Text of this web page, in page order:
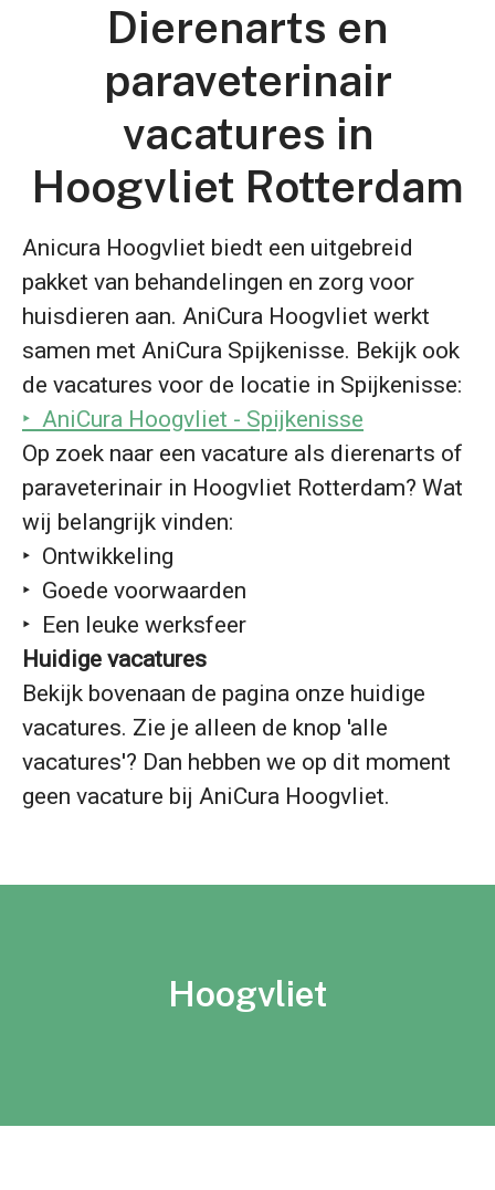
Dierenarts en
paraveterinair
vacatures in
Hoogvliet Rotterdam
Anicura Hoogvliet biedt een uitgebreid
pakket van behandelingen en zorg voor
huisdieren aan. AniCura Hoogvliet werkt
samen met AniCura Spijkenisse. Bekijk ook
de vacatures voor de locatie in Spijkenisse:
‣ AniCura Hoogvliet - Spijkenisse
Op zoek naar een vacature als dierenarts of
paraveterinair in Hoogvliet Rotterdam? Wat
wij belangrijk vinden:
‣ Ontwikkeling
‣ Goede voorwaarden
‣ Een leuke werksfeer
Huidige vacatures
Bekijk bovenaan de pagina onze huidige
vacatures. Zie je alleen de knop 'alle
vacatures'? Dan hebben we op dit moment
geen vacature bij AniCura Hoogvliet.
Hoogvliet